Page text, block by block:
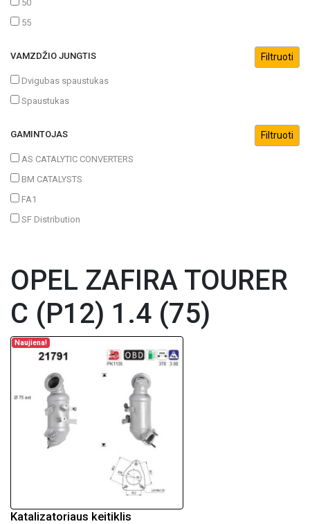
50
55
VAMZDŽIO JUNGTIS
Dvigubas spaustukas
Spaustukas
GAMINTOJAS
AS CATALYTIC CONVERTERS
BM CATALYSTS
FA1
SF Distribution
OPEL ZAFIRA TOURER
C (P12) 1.4 (75)
Naujiena!
Katalizatoriaus keitiklis